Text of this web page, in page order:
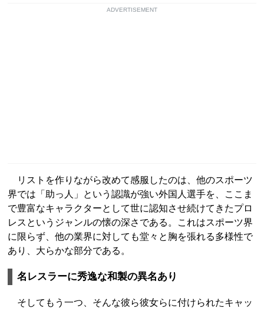
ADVERTISEMENT
リストを作りながら改めて感服したのは、他のスポーツ
界では「助っ人」という認識が強い外国人選手を、ここま
で豊富なキャラクターとして世に認知させ続けてきたプロ
レスというジャンルの懐の深さである。これはスポーツ界
に限らず、他の業界に対しても堂々と胸を張れる多様性で
あり、大らかな部分である。
名レスラーに秀逸な和製の異名あり
そしてもう一つ、そんな彼ら彼女らに付けられたキャッ